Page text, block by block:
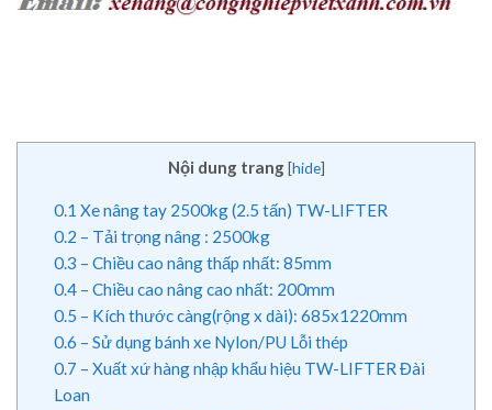
Nội dung trang [hide]
0.1 Xe nâng tay 2500kg (2.5 tấn) TW-LIFTER
0.2 – Tải trọng nâng : 2500kg
0.3 – Chiều cao nâng thấp nhất: 85mm
0.4– Chiều cao nâng cao nhất: 200mm
0.5 – Kích thước càng(rộng x dài): 685x1220mm
0.6 – Sử dụng bánh xe Nylon/PU Lỗi thép
0.7 – Xuất xứ hàng nhập khẩu hiệu TW-LIFTER Đài
Loan